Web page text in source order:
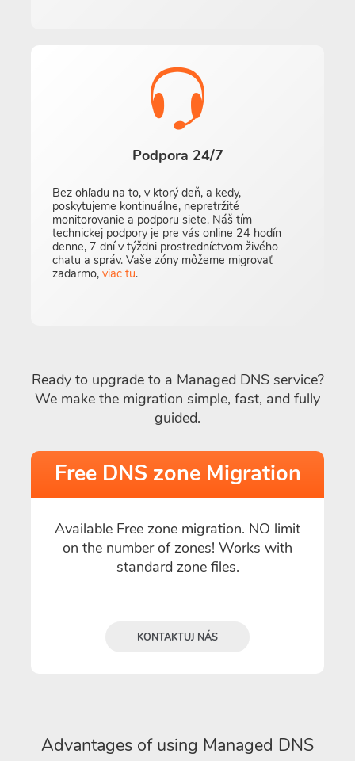
Podpora 24/7
Bez ohľadu na to, v ktorý deň, a kedy,
poskytujeme kontinuálne, nepretržité
monitorovanie a podporu siete. Náš tím
technickej podpory je pre vás online 24 hodín
denne, 7 dní v týždni prostredníctvom živého
chatu a správ. Vaše zóny môžeme migrovať
zadarmo, viac tu.
Ready to upgrade to a Managed DNS service?
We make the migration simple, fast, and fully
guided.
Free DNS zone Migration
Available Free zone migration. NO limit
on the number of zones! Works with
standard zone files.
KONTAKTUJ NÁS
Advantages of using Managed DNS